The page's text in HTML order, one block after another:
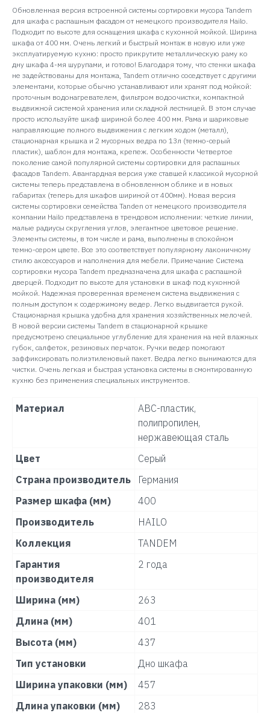
Обновленная версия встроенной системы сортировки мусора Tandem
для шкафа с распашным фасадом от немецкого производителя Hailo.
Подходит по высоте для оснащения шкафа с кухонной мойкой. Ширина
шкафа от 400 мм. Очень легкий и быстрый монтаж в новую или уже
эксплуатируемую кухню: просто прикрутите металлическую раму ко
дну шкафа 4-мя шурупами, и готово! Благодаря тому, что стенки шкафа
не задействованы для монтажа, Tandem отлично соседствует с другими
элементами, которые обычно устанавливают или хранят под мойкой:
проточным водонагревателем, фильтром водоочистки, компактной
выдвижной системой хранения или складной лестницей. В этом случае
просто используйте шкаф шириной более 400 мм. Рама и шариковые
направляющие полного выдвижения с легким ходом (металл),
стационарная крышка и 2 мусорных ведра по 13л (темно-серый
пластик), шаблон для монтажа, крепеж. Особенности Четвертое
поколение самой популярной системы сортировки для распашных
фасадов Tandem. Авангардная версия уже ставшей классикой мусорной
системы теперь представлена в обновленном облике и в новых
габаритах (теперь для шкафов шириной от 400мм). Новая версия
системы сортировки семейства Tanden от немецкого производителя
компании Hailo представлена в трендовом исполнении: четкие линии,
малые радиусы скругления углов, элегантное цветовое решение.
Элементы системы, в том числе и рама, выполнены в спокойном
темно-сером цвете. Все это соответствует популярному лаконичному
стилю аксессуаров и наполнения для мебели. Примечание Система
сортировки мусора Tandem предназначена для шкафа с распашной
дверцей. Подходит по высоте для установки в шкаф под кухонной
мойкой. Надежная проверенная временем система выдвижения с
полным доступом к содержимому ведер. Легко выдвигается рукой.
Стационарная крышка удобна для хранения хозяйственных мелочей.
В новой версии системы Tandem в стационарной крышке
предусмотрено специальное углубление для хранения на ней влажных
губок, салфеток, резиновых перчаток. Ручки ведер помогают
заффиксировать полиэтиленовый пакет. Ведра легко вынимаются для
чистки. Очень легкая и быстрая установка системы в смонтированную
кухню без применения специальных инструментов.
Материал
АВС-пластик,
полипропилен,
нержавеющая сталь
Цвет
Серый
Страна производитель
Германия
Размер шкафа (мм)
400
Производитель
HAILO
Коллекция
TANDEM
Гарантия
производителя
2 года
Ширина (мм)
263
Длина (мм)
401
Высота (мм)
437
Тип установки
Дно шкафа
Ширина упаковки (мм)
457
Длина упаковки (мм)
283